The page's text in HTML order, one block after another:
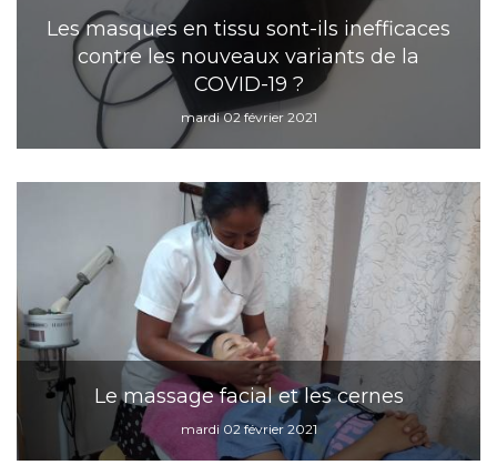
Les masques en tissu sont-ils inefficaces
contre les nouveaux variants de la
COVID-19 ?
mardi 02 février 2021
Le massage facial et les cernes
mardi 02 février 2021